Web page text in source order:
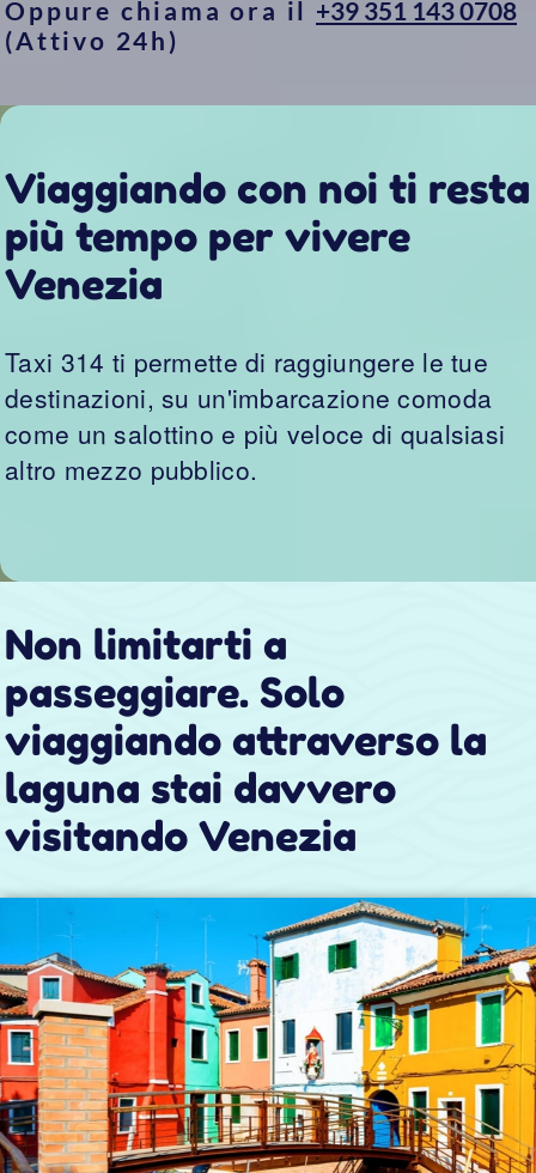
Taxi 314 ti permette di raggiungere le tue
destinazioni, su un'imbarcazione comoda
altro mezzo pubblico.
Non limitarti a
passeggiare. Solo
viaggiando attraverso la
visitando Venezia
Le isole di Murano, Burano, Torcello, Pellestrina.
Perle della laguna veneziana e con una storia
millenaria da raccontare, che parla della
fondazione e del successivo sviluppo della
Talmente importanti che l'UNESCO ha voluto
certificare alcune di queste isole come
patrimoni dell'umanità. Sono una meta
imprescindibile per ogni viaggio a Venezia che si
rispetti. Per raggiungerne anche soltanto una,
partendo dal centro città e sfruttando i mezzi
pubblici, sono necessarie fino a tre ore fra
andata e ritorno ed il cambio di almeno due
linee di navigazione.
Ecco uno dei molti casi in cui il nostro taxi vi
potrà essere di aiuto. Siamo in grado di venirvi a